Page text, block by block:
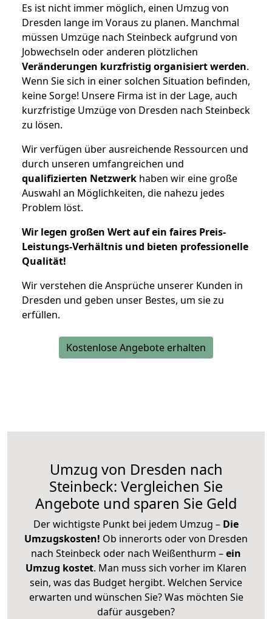
Es ist nicht immer möglich, einen Umzug von
Dresden lange im Voraus zu planen. Manchmal
müssen Umzüge nach Steinbeck aufgrund von
Jobwechseln oder anderen plötzlichen
Veränderungen kurzfristig organisiert werden.
Wenn Sie sich in einer solchen Situation befinden,
keine Sorge! Unsere Firma ist in der Lage, auch
kurzfristige Umzüge von Dresden nach Steinbeck
zu lösen.
Wir verfügen über ausreichende Ressourcen und
durch unseren umfangreichen und
qualifizierten Netzwerk haben wir eine große
Auswahl an Möglichkeiten, die nahezu jedes
Problem löst.
Wir legen großen Wert auf ein faires Preis-
Leistungs-Verhältnis und bieten professionelle
Qualität!
Wir verstehen die Ansprüche unserer Kunden in
Dresden und geben unser Bestes, um sie zu
erfüllen.
Kostenlose Angebote erhalten
Umzug von Dresden nach
Steinbeck: Vergleichen Sie
Angebote und sparen Sie Geld
Der wichtigste Punkt bei jedem Umzug – Die
Umzugskosten! Ob innerorts oder von Dresden
nach Steinbeck oder nach Weißenthurm –ein
Umzug kostet. Man muss sich vorher im Klaren
sein, was das Budget hergibt. Welchen Service
erwarten und wünschen Sie? Was möchten Sie
dafür ausgeben?